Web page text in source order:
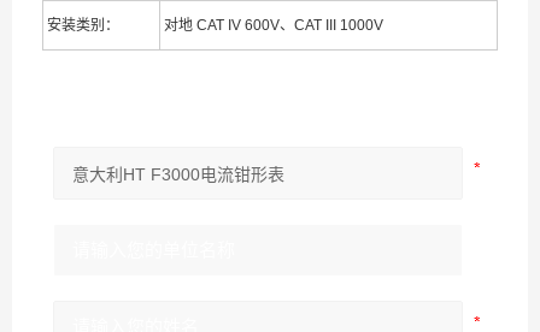
安装类别： 对地 CAT IV 600V、CAT III 1000V